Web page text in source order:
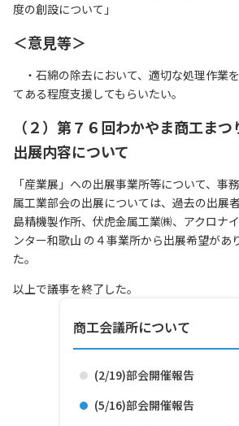
度の創設について」
＜意見等＞
・石綿の除去において、適切な処理作業
てある程度支援してもらいたい。
（２）第７６回わかやま商工ま
出展内容について
「産業展」への出展事業所等について、事
属工業部会の出展については、過去の出展
島精機製作所、伏虎金属工業㈱、アクロナ
ンター和歌山 の４事業所から出展希望があ
た。
以上で議事を終了した。
商工会議所について
(2/19)部会開催報告
(5/16)部会開催報告